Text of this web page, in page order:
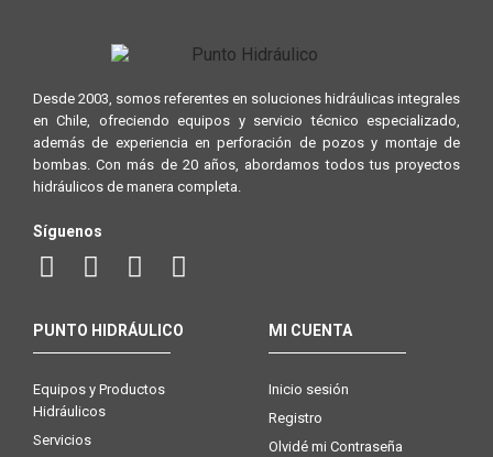
Desde 2003, somos referentes en soluciones hidráulicas integrales
en Chile, ofreciendo equipos y servicio técnico especializado,
además de experiencia en perforación de pozos y montaje de
bombas. Con más de 20 años, abordamos todos tus proyectos
hidráulicos de manera completa.
Síguenos
PUNTO HIDRÁULICO
Equipos y Productos
Hidráulicos
Servicios
MI CUENTA
Inicio sesión
Registro
Olvidé mi Contraseña